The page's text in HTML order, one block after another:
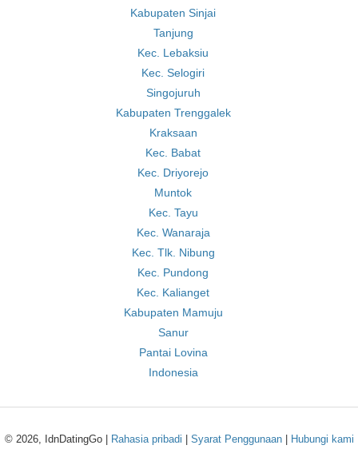
Kabupaten Sinjai
Tanjung
Kec. Lebaksiu
Kec. Selogiri
Singojuruh
Kabupaten Trenggalek
Kraksaan
Kec. Babat
Kec. Driyorejo
Muntok
Kec. Tayu
Kec. Wanaraja
Kec. Tlk. Nibung
Kec. Pundong
Kec. Kalianget
Kabupaten Mamuju
Sanur
Pantai Lovina
Indonesia
© 2026, IdnDatingGo | Rahasia pribadi Syarat Penggunaan| Hubungi kami